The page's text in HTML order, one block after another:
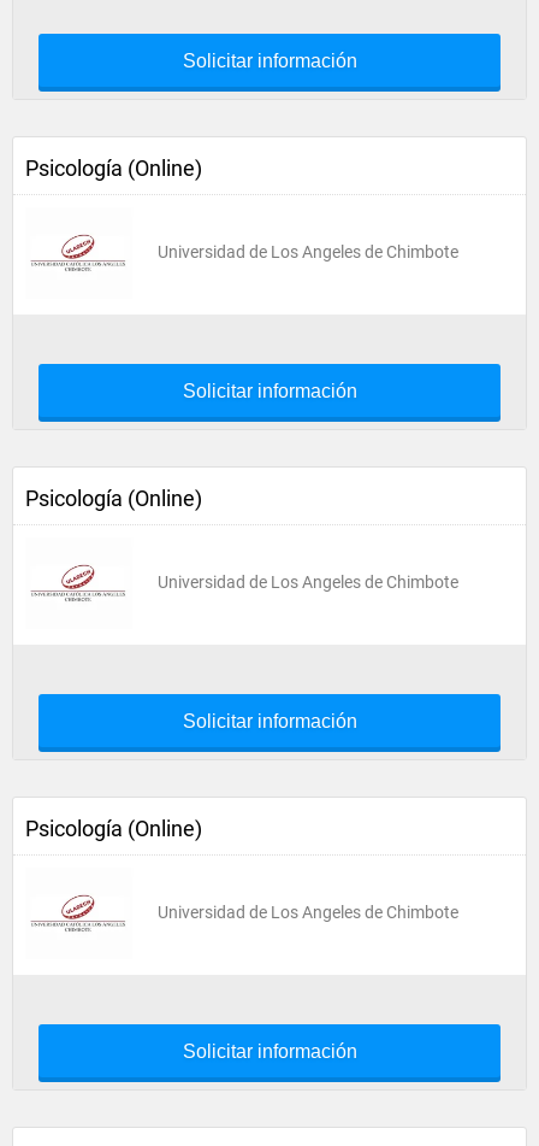
Solicitar información
Psicología (Online)
Universidad de Los Angeles de Chimbote
Solicitar información
Psicología (Online)
Universidad de Los Angeles de Chimbote
Solicitar información
Psicología (Online)
Universidad de Los Angeles de Chimbote
Solicitar información